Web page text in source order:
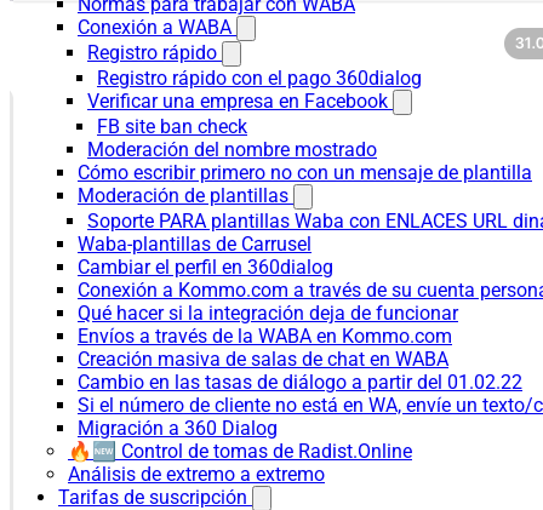
Conexión a WABA
Registro rápido
Registro rápido con el pago 360dialog
Verificar una empresa en Facebook
FB site ban check
Moderación del nombre mostrado
Cómo escribir primero no con un mensaje de plantilla
Moderación de plantillas
Soporte PARA plantillas Waba con ENLACES URL
Waba-plantillas de Carrusel
Cambiar el perfil en 360dialog
Conexión a Kommo.com a través de su cuenta
Qué hacer si la integración deja de funcionar
Envíos a través de la WABA en Kommo.com
Creación masiva de salas de chat en WABA
Cambio en las tasas de diálogo a partir del 01.02.22
Si el número de cliente no está en WA, envíe un
Migración a 360 Dialog
🔥🆕 Control de tomas de Radist.Online
Análisis de extremo a extremo
Tarifas de suscripción